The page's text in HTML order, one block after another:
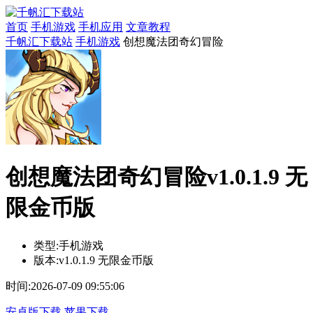
首页 手机游戏 手机应用 文章教程
千帆汇下载站 手机游戏 创想魔法团奇幻冒险
创想魔法团奇幻冒险v1.0.1.9 无
限金币版
类型:手机游戏
版本:v1.0.1.9 无限金币版
时间:2026-07-09 09:55:06